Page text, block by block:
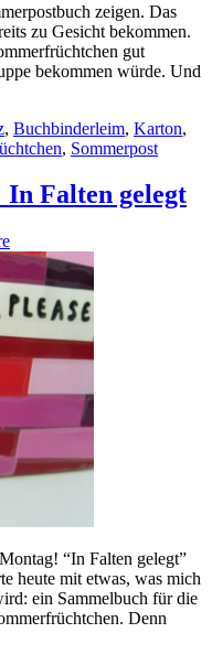
zeigen. Das
zu Gesicht bekommen.
gut
bekommen würde. Und
, Buchbinderleim, Karton,
, Sommerpost
Falten gelegt
“In Falten gelegt”
heute mit etwas, was mich
ein Sammelbuch für die
Denn